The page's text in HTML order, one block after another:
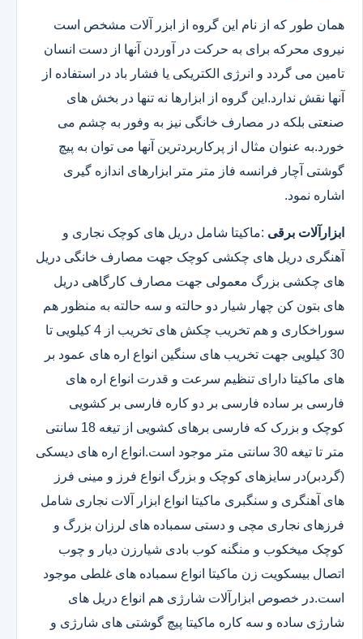
همان طور که از نام این گروه از ابزر آلات مشخص است
نیروی محرکه برای به حرکت در آوردن آنها از دست انسان
تامین می گردد و انرژی الکتریکی یا فشار باد در استفاده از
آنها نقش ندارد.این گروه از ابزارها نه تنها در بخش های
صنعتی بلکه در مصارف خانگی نیز به وفور به چشم می
خورد.به عنوان مثال از پرکاربردترین آنها می توان به پیچ
گوشتی آچار فرانسه فاز متر متر ابزارهای اندازه گیری
اشاره نمود.
ابزارآلات برقی :ماکیتا شامل دریل های کوچک نجاری و
آهنگری دریل های چکشی کوچک جهت مصارف خانگی دریل
های چکشی بزرگ معمولی جهت مصارف کارگاهی دریل
های بتون کن چهار شیار دو حالته و سه حالته به منظور هم
سوراخکاری و هم تخریب چکش های تخریب از 4 کیلویی تا
30 کیلویی جهت تخریب های سنگین انواع اره های عمود بر
های ماکیتا دارای تنظیم سرعت و قدرت انواع اره های
فارسی بر ساده فارسی بر دو کاره فارسی بر کشویی
کوچک و بزرک که فارسی برهای کشویی از تیغه 18 سانتی
متر تا تیغه 30 سانتی متر موجود است.انواع اره های دیسکی
(گردبر)در سایزهای کوچک و بزرگ انواع فرز و مینی فرز
های آهنگری و سنگبری ماکیتا انواع ابزار آلات نجاری شامل
فرزهای نجاری مچی و دستی سمباده های لرزان بزرگ و
کوچک میخکوب و منگنه کوب بادی شیارزن دیار و چوب
اتصال بیسکویت زن ماکیتا انواع سمباده های غلطی موجود
است.در خصوص ابزارآلات شارژی هم انواع دریل های
شارژی ساده و سه کاره ماکیتا پیچ گوشتی های شارژی و